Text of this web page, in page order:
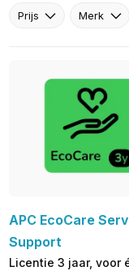
Prijs Merk
APC EcoCare
Support
Licentie 3 jaar, voor